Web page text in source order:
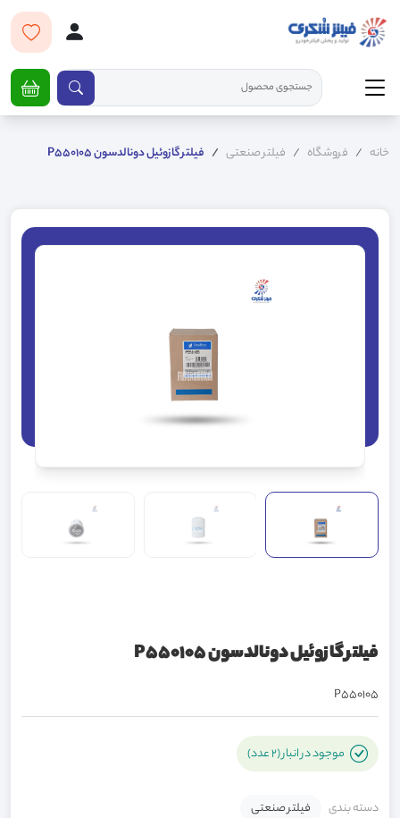
خانه فروشگاه فیلتر صنعتی فیلتر گازوئیل دونالدسون P550105
فیلتر گازوئیل دونالدسون P550105
P550105
موجود در انبار (2 عدد)
دسته بندی فیلتر صنعتی